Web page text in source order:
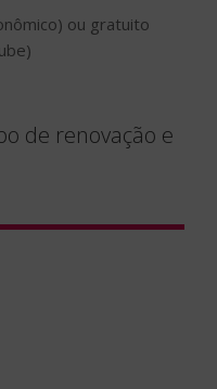
ou gratuito
de renovação e